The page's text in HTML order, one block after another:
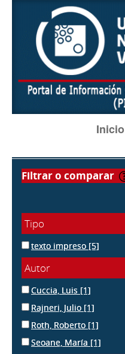
Inicio
filtrar o comparar
Tipo
texto impreso [5]
Autor
Cuccia, Luis [1]
Rajneri, Julio [1]
Roth, Roberto [1]
Seoane, María [1]